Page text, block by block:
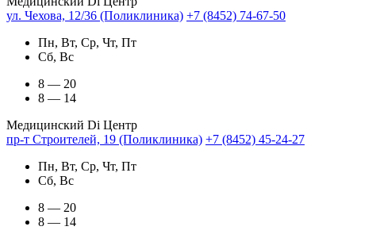
ул. Чехова, 12/36 (Поликлиника) +7 (8452) 74-67-50
Пн, Вт, Ср, Чт, Пт
Сб, Вс
8 — 20
8 — 14
Медицинский Di Центр
пр-т Строителей, 19 (Поликлиника) +7 (8452) 45-24-27
Пн, Вт, Ср, Чт, Пт
Сб, Вс
8 — 20
8 — 14